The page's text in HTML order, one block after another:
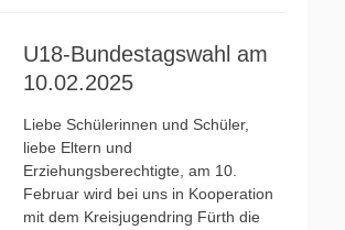
U18-Bundestagswahl am
10.02.2025
Liebe Schülerinnen und Schüler,
liebe Eltern und
Erziehungsberechtigte, am 10.
Februar wird bei uns in Kooperation
mit dem Kreisjugendring Fürth die